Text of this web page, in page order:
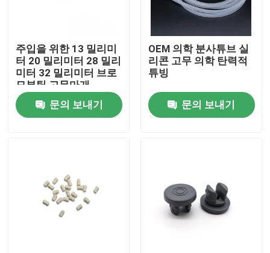
품질 관리
연락처
의학 고무마개
주입을 위한 13 밀리미
터 20 밀리미터 28 밀리
미터 32 밀리미터 브로
모부틸 고무마개
문의 보내기
OEM 의학 분사튜브 실
리콘 고무 의학 탄력적
튜빙
문의 보내기